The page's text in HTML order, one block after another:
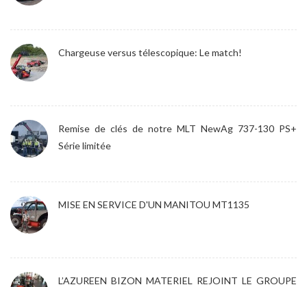
Chargeuse versus télescopique: Le match!
Remise de clés de notre MLT NewAg 737-130 PS+
Série limitée
MISE EN SERVICE D'UN MANITOU MT1135
L’AZUREEN BIZON MATERIEL REJOINT LE GROUPE